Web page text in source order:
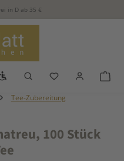
in D ab 35 €
Werkzeugleiste anzeigen
Du hast 0
Tee-Zubereitung
100 Stück